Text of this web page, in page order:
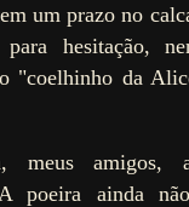
um prazo no
para hesitação,
"coelhinho da
meus amigos,
poeira ainda